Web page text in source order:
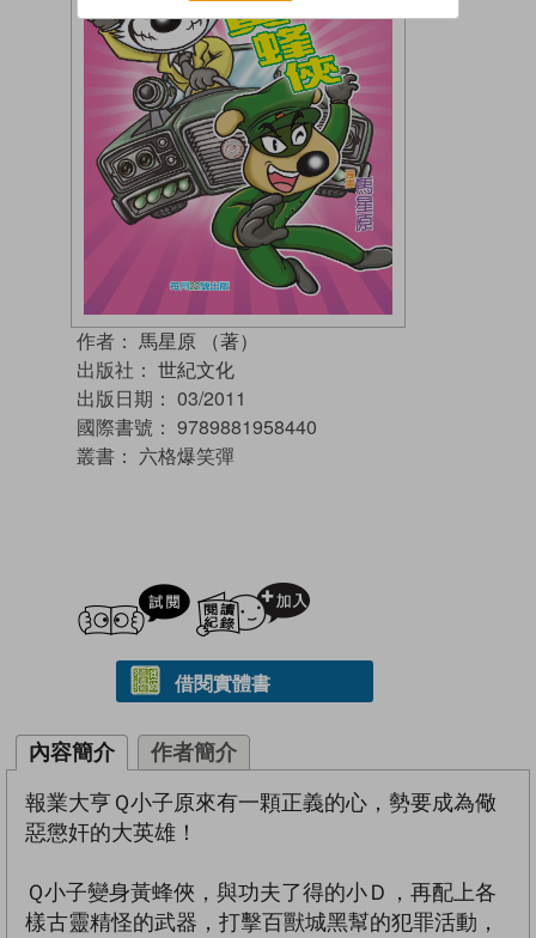
作者： 馬星原 （著）
出版社： 世紀文化
出版日期： 03/2011
國際書號： 9789881958440
叢書： 六格爆笑彈
試閲
借閱實體書
內容簡介 作者簡介
報業大亨Ｑ小子原來有一顆正義的心，勢要成為儆
惡懲奸的大英雄！
Ｑ小子變身黃蜂俠，與功夫了得的小Ｄ，再配上各
樣古靈精怪的武器，打擊百獸城黑幫的犯罪活動，